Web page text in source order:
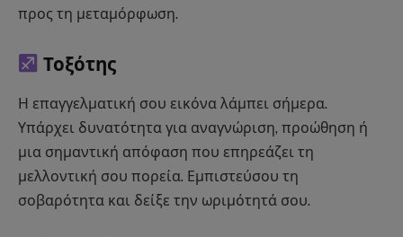
προς τη μεταμόρφωση.
Τοξότης
Η επαγγελματική σου εικόνα λάμπει σήμερα.
Υπάρχει δυνατότητα για αναγνώριση, προώθηση ή
μια σημαντική απόφαση που επηρεάζει τη
μελλοντική σου πορεία. Εμπιστεύσου τη
σοβαρότητα και δείξε την ωριμότητά σου.